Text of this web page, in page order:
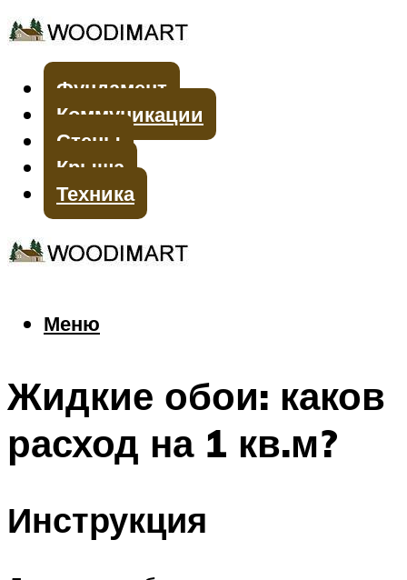
Фундамент
Коммуникации
Стены
Крыша
Техника
Меню
Меню
Жидкие обои: каков
расход на 1 кв.м?
Инструкция